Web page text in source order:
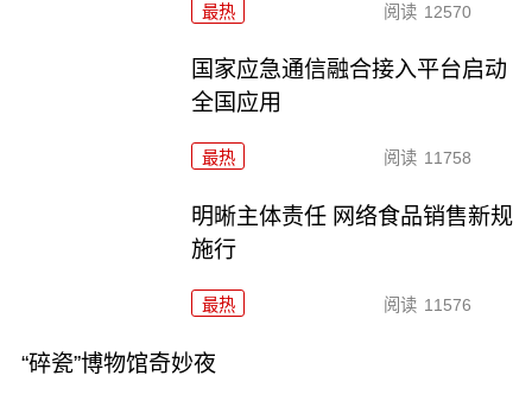
最热 阅读 12570
国家应急通信融合接入平台启动
全国应用
最热 阅读 11758
明晰主体责任 网络食品销售新规
施行
最热 阅读 11576
“碎瓷”博物馆奇妙夜